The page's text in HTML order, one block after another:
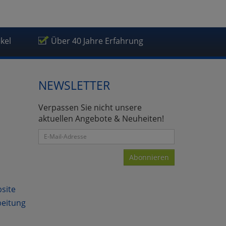
Über 40 Jahre Erfahrung
NEWSLETTER
Verpassen Sie nicht unsere
aktuellen Angebote & Neuheiten!
Abonnieren